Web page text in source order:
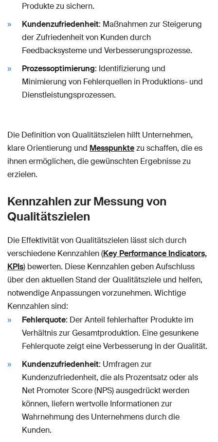
Produkte zu sichern.
Kundenzufriedenheit: Maßnahmen zur Steigerung
der Zufriedenheit von Kunden durch
Feedbacksysteme und Verbesserungsprozesse.
Prozessoptimierung: Identifizierung und
Minimierung von Fehlerquellen in Produktions- und
Dienstleistungsprozessen.
Die Definition von Qualitätszielen hilft Unternehmen,
klare Orientierung und Messpunktezu schaffen, die es
ihnen ermöglichen, die gewünschten Ergebnisse zu
erzielen.
Kennzahlen zur Messung von
Qualitätszielen
Die Effektivität von Qualitätszielen lässt sich durch
verschiedene Kennzahlen (Key Performance Indicators,
KPIs) bewerten. Diese Kennzahlen geben Aufschluss
über den aktuellen Stand der Qualitätsziele und helfen,
notwendige Anpassungen vorzunehmen. Wichtige
Kennzahlen sind:
Fehlerquote: Der Anteil fehlerhafter Produkte im
Verhältnis zur Gesamtproduktion. Eine gesunkene
Fehlerquote zeigt eine Verbesserung in der Qualität.
Kundenzufriedenheit: Umfragen zur
Kundenzufriedenheit, die als Prozentsatz oder als
Net Promoter Score (NPS) ausgedrückt werden
können, liefern wertvolle Informationen zur
Wahrnehmung des Unternehmens durch die
Kunden.